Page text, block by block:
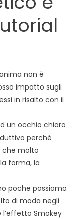
non è
impatto sugli
in risalto con il
un occhio chiaro
perché
che molto
forma, la
poche possiamo
di moda negli
Smokey